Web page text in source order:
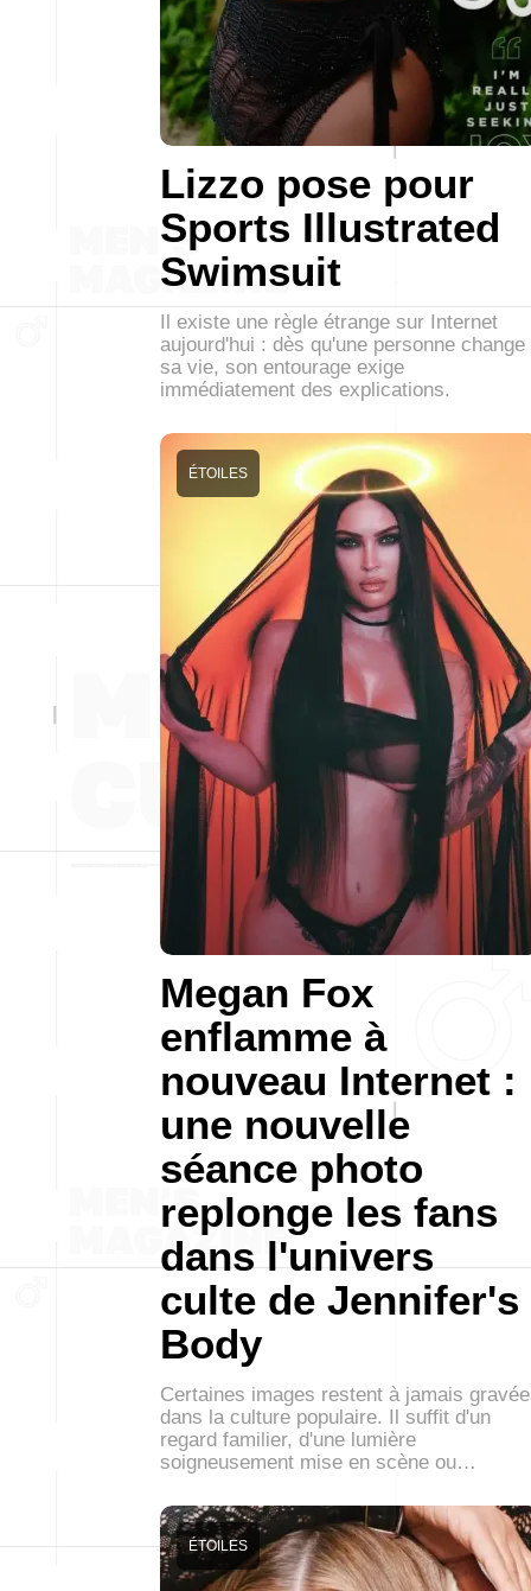
Lizzo pose pour
Sports Illustrated
Swimsuit
Il existe une règle étrange sur Internet
aujourd'hui : dès qu'une personne change
sa vie, son entourage exige
immédiatement des explications.
Megan Fox
enflamme à
nouveau Internet :
une nouvelle
séance photo
replonge les fans
dans l'univers
culte de Jennifer's
Body
ÉTOILES
Certaines images restent à jamais
dans la culture populaire. Il suffit d'un
regard familier, d'une lumière
soigneusement mise en scène ou…
ÉTOILES